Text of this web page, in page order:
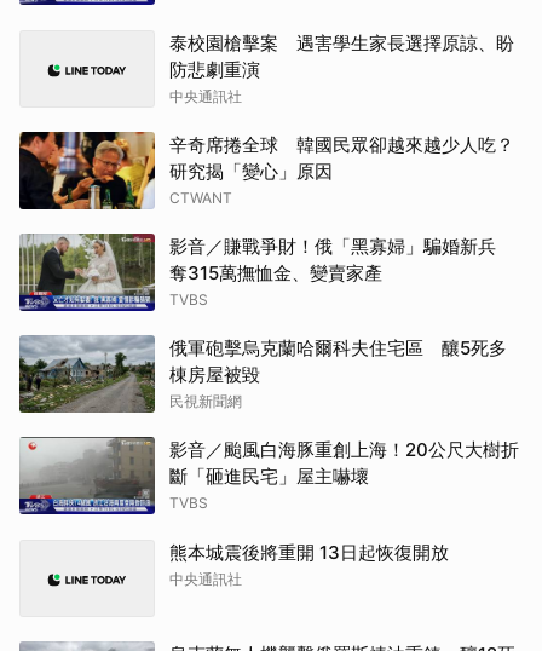
泰校園槍擊案 遇害學生家長選擇原諒、盼
防悲劇重演
中央通訊社
辛奇席捲全球 韓國民眾卻越來越少人吃？
研究揭「變心」原因
CTWANT
影音／賺戰爭財！俄「黑寡婦」騙婚新兵
奪315萬撫恤金、變賣家產
TVBS
俄軍砲擊烏克蘭哈爾科夫住宅區 釀5死多
棟房屋被毀
民視新聞網
影音／颱風白海豚重創上海！20公尺大樹折
斷「砸進民宅」屋主嚇壞
TVBS
熊本城震後將重開 13日起恢復開放
中央通訊社